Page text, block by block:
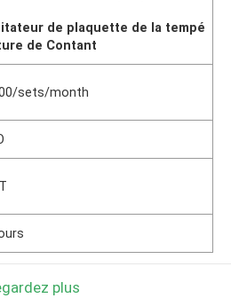
de plaquette de la tempé
de Contant
sets/month
plus